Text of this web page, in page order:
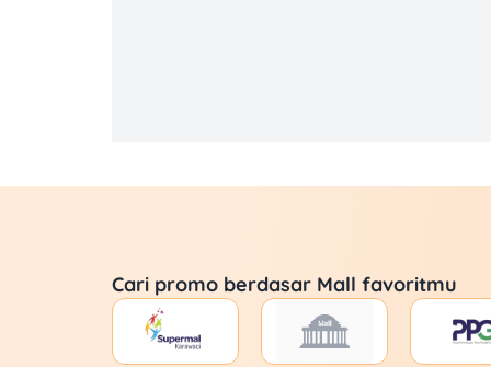
Banh Mi Ngon
Cari promo berdasar Mall favoritmu